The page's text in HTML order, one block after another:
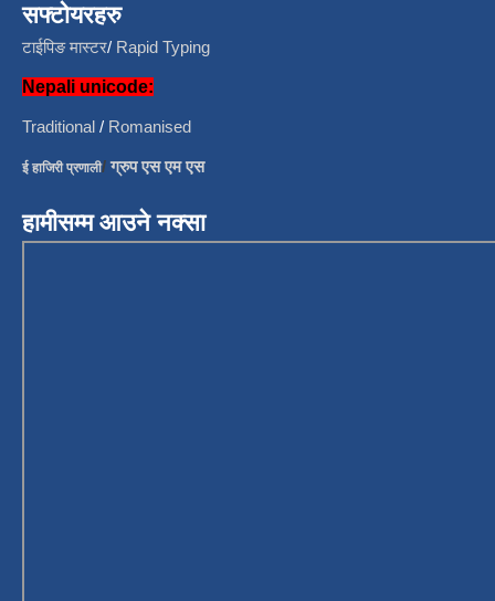
सफ्टोयरहरु
टाईपिङ मास्टर/ Rapid Typing
Nepali unicode:
Traditional / Romanised
ई हाजिरी प्रणाली/ग्रुप एस एम एस
हामीसम्म आउने नक्सा